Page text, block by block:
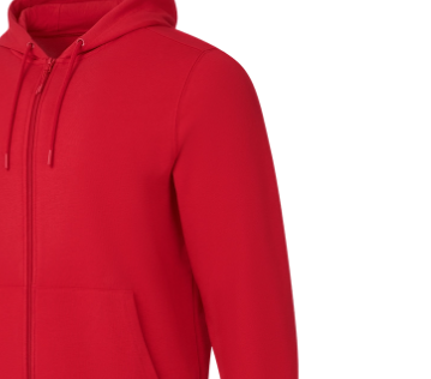
Опт 2
(38%) -